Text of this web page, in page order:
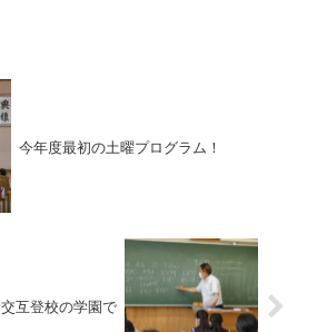
今年度最初の土曜プログラム！
交互登校の学園で